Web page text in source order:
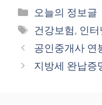
카
테
리
오늘의 정보글
태
그
건강보험, 인
공인중개사 연
지방세 완납증